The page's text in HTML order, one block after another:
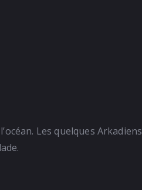
Les quelques Arkadiens